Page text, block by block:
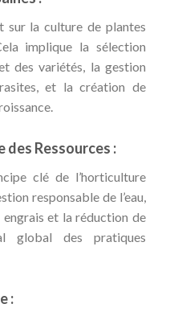
sur la culture de plantes
implique la sélection
des variétés, la gestion
et la création de
Ressources :
clé de l’horticulture
responsable de l’eau,
engrais et la réduction de
global des pratiques
: